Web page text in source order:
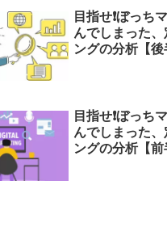
目指せ❗️ぼっち
んでしまった
ングの分析【後
目指せ❗️ぼっち
んでしまった
ングの分析【前